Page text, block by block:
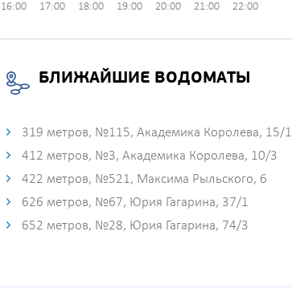
16:00 17:00 18:00 19:00 20:00 21:00 22:00
БЛИЖАЙШИЕ ВОДОМАТЫ
319 метров, №115, Академика Королева, 15/1
412 метров, №3, Академика Королева, 10/3
422 метров, №521, Максима Рыльского, 6
626 метров, №67, Юрия Гагарина, 37/1
652 метров, №28, Юрия Гагарина, 74/3